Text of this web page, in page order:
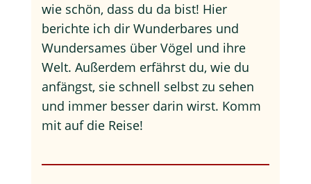
wie schön, dass du da bist! Hier
berichte ich dir Wunderbares und
Wundersames über Vögel und ihre
Welt. Außerdem erfährst du, wie du
anfängst, sie schnell selbst zu sehen
und immer besser darin wirst. Komm
mit auf die Reise!